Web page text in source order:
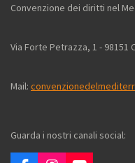
Convenzione dei
Via Forte Petrazza, 1 -
Mail:
Guarda i nostri canali social: